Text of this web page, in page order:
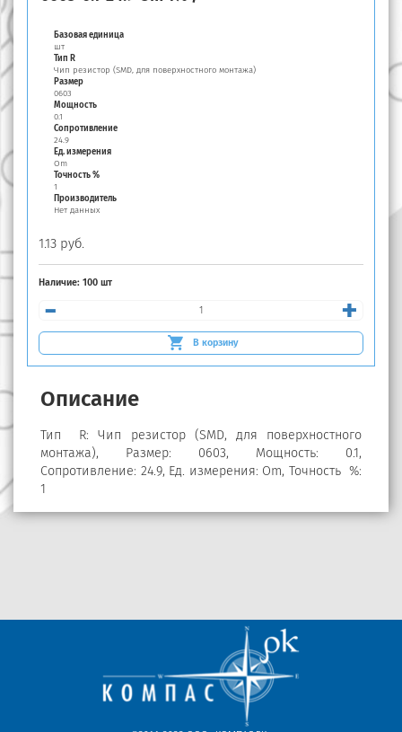
Базовая единица
шт
Тип R
Чип резистор (SMD, для поверхностного монтажа)
Размер
0603
Мощность
0.1
Сопротивление
24.9
Ед. измерения
Om
Точность %
1
Производитель
Нет данных
1.13 руб.
Наличие: 100 шт
- +
В корзину
Описание
Тип R: Чип резистор (SMD, для поверхностного
монтажа), Размер: 0603, Мощность: 0.1,
Сопротивление: 24.9, Ед. измерения: Om, Точность %:
1